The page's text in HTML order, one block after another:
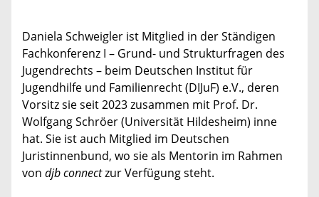
Daniela Schweigler ist Mitglied in der Ständigen
Fachkonferenz I – Grund- und Strukturfragen des
Jugendrechts – beim Deutschen Institut für
Jugendhilfe und Familienrecht (DIJuF) e.V., deren
Vorsitz sie seit 2023 zusammen mit Prof. Dr.
Wolfgang Schröer (Universität Hildesheim) inne
hat. Sie ist auch Mitglied im Deutschen
Juristinnenbund, wo sie als Mentorin im Rahmen
von djb connectzur Verfügung steht.